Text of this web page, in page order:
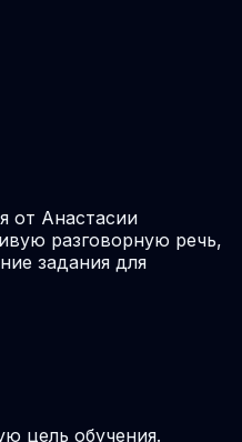
от Анастасии
разговорную речь,
задания для
цель обучения.